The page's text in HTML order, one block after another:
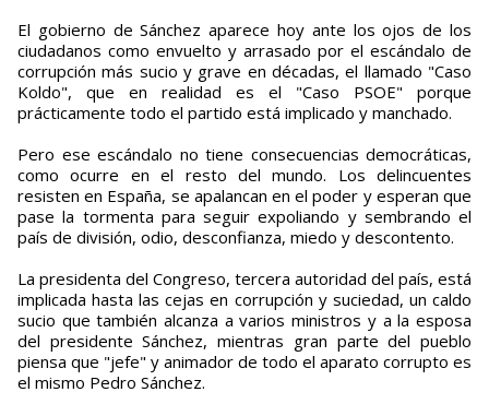
El gobierno de Sánchez aparece hoy ante los ojos de los
ciudadanos como envuelto y arrasado por el escándalo de
corrupción más sucio y grave en décadas, el llamado "Caso
Koldo", que en realidad es el "Caso PSOE" porque
prácticamente todo el partido está implicado y manchado.
Pero ese escándalo no tiene consecuencias democráticas,
como ocurre en el resto del mundo. Los delincuentes
resisten en España, se apalancan en el poder y esperan que
pase la tormenta para seguir expoliando y sembrando el
país de división, odio, desconfianza, miedo y descontento.
La presidenta del Congreso, tercera autoridad del país, está
implicada hasta las cejas en corrupción y suciedad, un caldo
sucio que también alcanza a varios ministros y a la esposa
del presidente Sánchez, mientras gran parte del pueblo
piensa que "jefe" y animador de todo el aparato corrupto es
el mismo Pedro Sánchez.